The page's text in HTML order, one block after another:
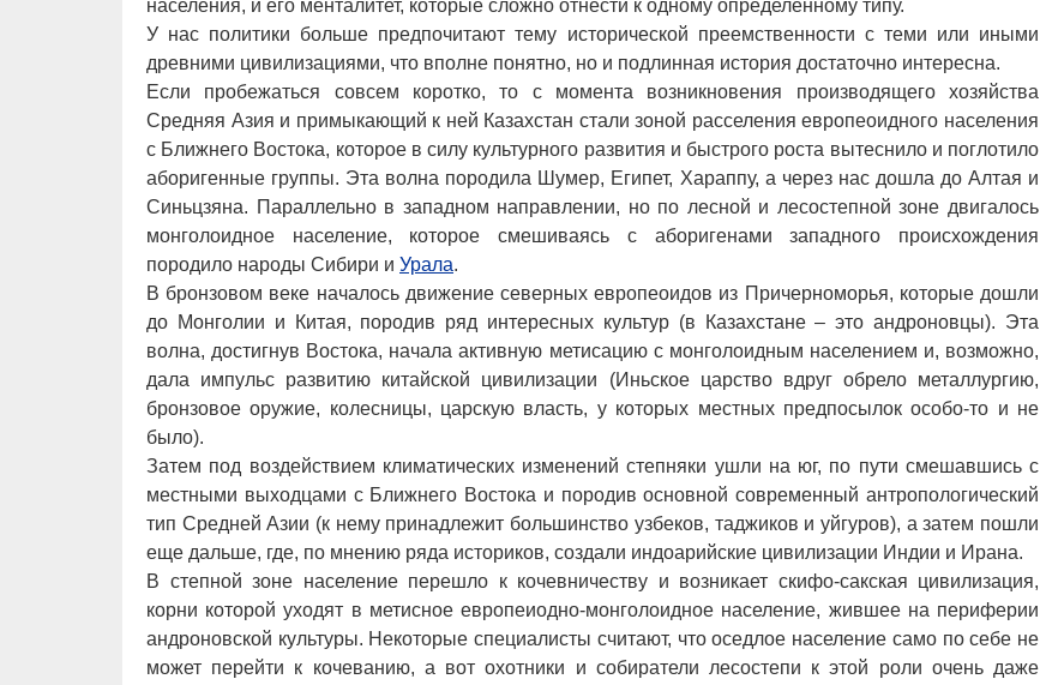
населения, и его менталитет, которые сложно отнести к одному определенному типу.
У нас политики больше предпочитают тему исторической преемственности с теми или иными
древними цивилизациями, что вполне понятно, но и подлинная история достаточно интересна.
Если пробежаться совсем коротко, то с момента возникновения производящего хозяйства
Средняя Азия и примыкающий к ней Казахстан стали зоной расселения европеоидного населения
с Ближнего Востока, которое в силу культурного развития и быстрого роста вытеснило и поглотило
аборигенные группы. Эта волна породила Шумер, Египет, Хараппу, а через нас дошла до Алтая и
Синьцзяна. Параллельно в западном направлении, но по лесной и лесостепной зоне двигалось
монголоидное население, которое смешиваясь с аборигенами западного происхождения
породило народы Сибири и Урала.
В бронзовом веке началось движение северных европеоидов из Причерноморья, которые дошли
до Монголии и Китая, породив ряд интересных культур (в Казахстане – это андроновцы). Эта
волна, достигнув Востока, начала активную метисацию с монголоидным населением и, возможно,
дала импульс развитию китайской цивилизации (Иньское царство вдруг обрело металлургию,
бронзовое оружие, колесницы, царскую власть, у которых местных предпосылок особо-то и не
было).
Затем под воздействием климатических изменений степняки ушли на юг, по пути смешавшись с
местными выходцами с Ближнего Востока и породив основной современный антропологический
тип Средней Азии (к нему принадлежит большинство узбеков, таджиков и уйгуров), а затем пошли
еще дальше, где, по мнению ряда историков, создали индоарийские цивилизации Индии и Ирана.
В степной зоне население перешло к кочевничеству и возникает скифо-сакская цивилизация,
корни которой уходят в метисное европеиодно-монголоидное население, жившее на периферии
андроновской культуры. Некоторые специалисты считают, что оседлое население само по себе не
может перейти к кочеванию, а вот охотники и собиратели лесостепи к этой роли очень даже